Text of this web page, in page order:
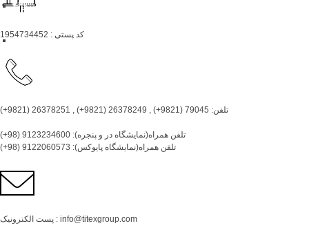
خبرها
تماس با ما
کد پستی : 1954734452
تلفن: 79045 (9821+) , 26378249 (9821+) , 26378251 (9821+)
تلفن همراه(نمایشگاه در و پنجره): 9123234600 (98+)
تلفن همراه(نمایشگاه پایوکس): 9122060573 (98+)
پست الکترونیک : info@titexgroup.com